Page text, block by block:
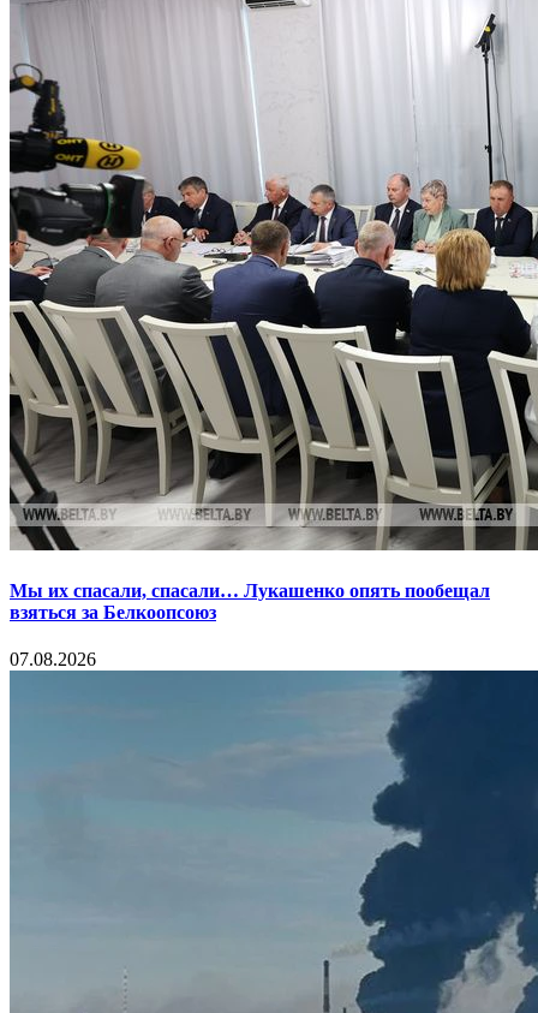
Мы их спасали, спасали… Лукашенко опять пообещал
взяться за Белкоопсоюз
07.08.2026